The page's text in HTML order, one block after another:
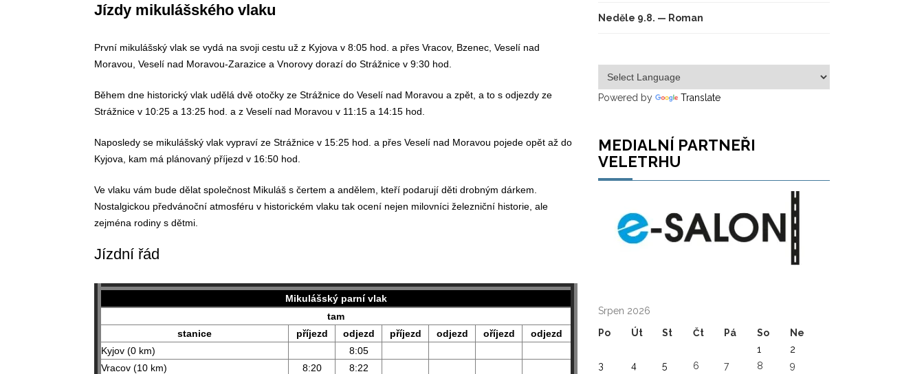
Jízdy mikulášského vlaku
První mikulášský vlak se vydá na svoji cestu už z Kyjova v 8:05 hod. a přes Vracov, Bzenec, Veselí nad
Moravou, Veselí nad Moravou-Zarazice a Vnorovy dorazí do Strážnice v 9:30 hod.
Během dne historický vlak udělá dvě otočky ze Strážnice do Veselí nad Moravou a zpět, a to s odjezdy ze
Strážnice v 10:25 a 13:25 hod. a z Veselí nad Moravou v 11:15 a 14:15 hod.
Naposledy se mikulášský vlak vypraví ze Strážnice v 15:25 hod. a přes Veselí nad Moravou pojede opět až do
Kyjova, kam má plánovaný příjezd v 16:50 hod.
Ve vlaku vám bude dělat společnost Mikuláš s čertem a andělem, kteří podarují děti drobným dárkem.
Nostalgickou předvánoční atmosféru v historickém vlaku tak ocení nejen milovníci železniční historie, ale
zejména rodiny s dětmi.
Jízdní řád
Mikulášský parní vlak
tam
stanice
příjezd odjezd příjezd odjezd oříjezd
odjezd
Kyjov (0 km)
8:05
Vracov (10 km)
8:20
8:22
Neděle 9.8. — Roman
Powered by Translate
MEDIALNÍ PARTNEŘI
VELETRHU
Srpen 2026
Po
Út St Čt Pá So
Ne
1
2
3
4 5 6 7 8
9